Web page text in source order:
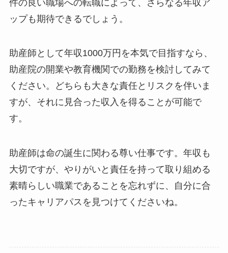
件の良い職場への転職によって、さらなる年収ア
ップも期待できるでしょう。
助産師として年収1000万円を本気で目指すなら、
助産院の開業や教育機関での勤務を検討してみて
ください。どちらも大きな責任とリスクを伴いま
すが、それに見合った収入を得ることが可能で
す。
助産師は命の誕生に関わる尊い仕事です。年収も
大切ですが、やりがいと責任を持って取り組める
素晴らしい職業であることを忘れずに、自分に合
ったキャリアパスを見つけてくださいね。